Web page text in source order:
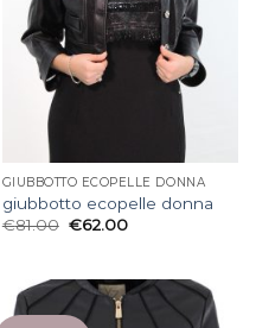
GIUBBOTTO ECOPELLE DONNA
giubbotto ecopelle donna
€81.00 €62.00